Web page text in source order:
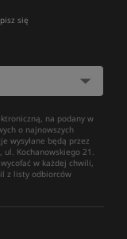
się
na podany w
o najnowszych
wysyłane będą przez
ul. Kochanowskiego 21.
w każdej chwili,
z listy odbiorców